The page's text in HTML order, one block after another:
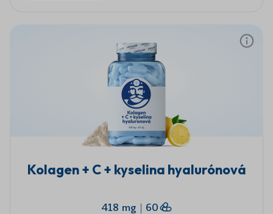
Kolagen + C + kyselina hyalurónová
418 mg | 60